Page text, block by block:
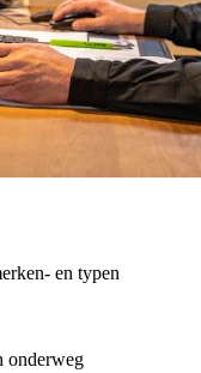
en typen
onderweg